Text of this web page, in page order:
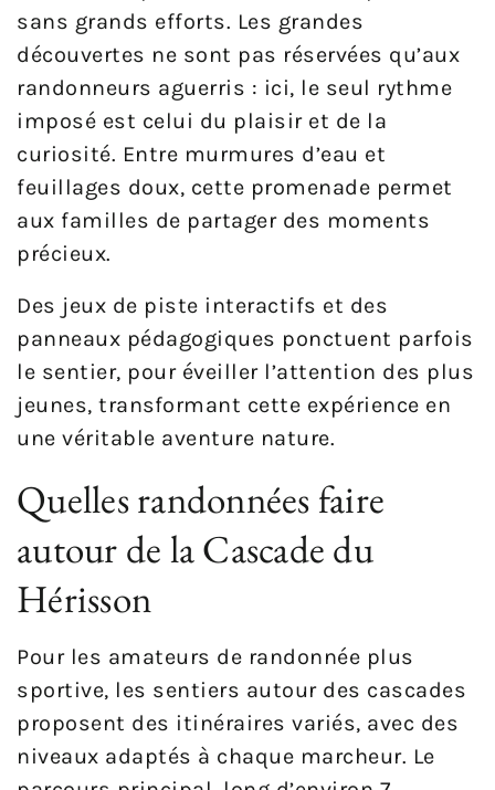
sans grands efforts. Les grandes
découvertes ne sont pas réservées qu’aux
randonneurs aguerris : ici, le seul rythme
imposé est celui du plaisir et de la
curiosité. Entre murmures d’eau et
feuillages doux, cette promenade permet
aux familles de partager des moments
précieux.
Des jeux de piste interactifs et des
panneaux pédagogiques ponctuent parfois
le sentier, pour éveiller l’attention des plus
jeunes, transformant cette expérience en
une véritable aventure nature.
Quelles randonnées faire
autour de la Cascade du
Hérisson
Pour les amateurs de randonnée plus
sportive, les sentiers autour des cascades
proposent des itinéraires variés, avec des
niveaux adaptés à chaque marcheur. Le